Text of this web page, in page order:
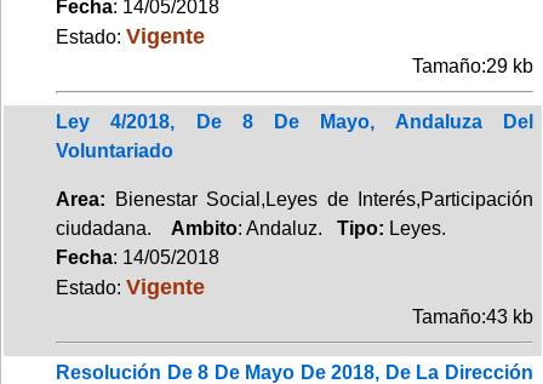
Fecha: 14/05/2018
Estado: Vigente
Tamaño:29 kb
Ley 4/2018, De 8 De Mayo, Andaluza Del
Voluntariado
Area: Bienestar Social,Leyes de Interés,Participación
ciudadana. Ambito: Andaluz. Tipo: Leyes.
Fecha: 14/05/2018
Estado: Vigente
Tamaño:43 kb
Resolución De 8 De Mayo De 2018, De La Dirección